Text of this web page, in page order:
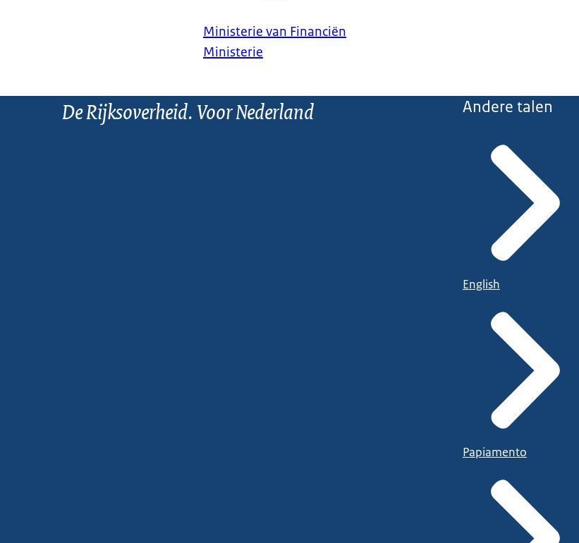
Ministerie van Financiën
Ministerie
De Rijksoverheid. Voor Nederland Andere talen
English
Papiamento